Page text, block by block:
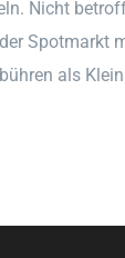
Nicht
Spotmarkt
als